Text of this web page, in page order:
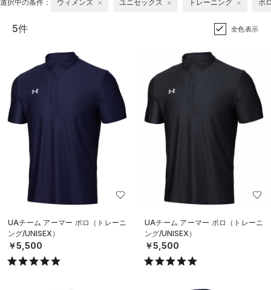
選択中の条件： ウィメンズ ユニセックス トレーニング ポ
5件 全色表示
UAチーム アーマー ポロ（トレーニ
ング/UNISEX）
￥5,500
UAチーム アーマー ポロ（トレーニ
ング/UNISEX）
￥5,500